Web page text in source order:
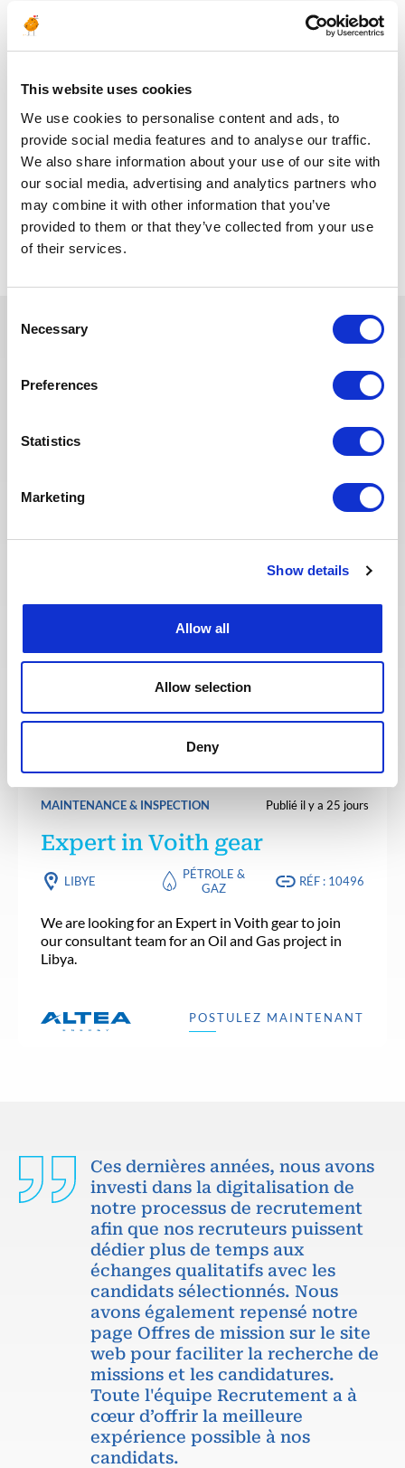
This website uses cookies
We use cookies to personalise content and ads, to
provide social media features and to analyse our traffic.
We also share information about your use of our site with
our social media, advertising and analytics partners who
may combine it with other information that you’ve
provided to them or that they’ve collected from your use
of their services.
Selection
Necessary
Preferences
Statistics
Marketing
Show details
Allow all
Allow selection
Deny
§ Qualification en soudage suivant EN 287-1, EN 15614,
ASME IX.
(ASME, API).
§ Excellentes compétences interpersonnelles dans un
environnement international et multiculturel.
§ Maîtrise du Français et de l’Anglais écrit comme oral.
Retour aux offres
MAINTENANCE & INSPECTION Publié il y a 16 jours
GAZ
We are looking for a Senior Inspection Method
Engineer to join our consultant team for an Oil and
MAINTENANCE & INSPECTION Publié il y a 25 jours
Expert in Voith gear
LIBYE
PÉTROLE &
GAZ
RÉF : 10496
We are looking for an Expert in Voith gear to join
our consultant team for an Oil and Gas project in
Libya.
POSTULEZ MAINTENANT
Ces dernières années, nous avons
investi dans la digitalisation de
notre processus de recrutement
afin que nos recruteurs puissent
dédier plus de temps aux
échanges qualitatifs avec les
candidats sélectionnés. Nous
avons également repensé notre
page Offres de mission sur le site
web pour faciliter la recherche de
missions et les candidatures.
Toute l'équipe Recrutement a à
cœur d’offrir la meilleure
expérience possible à nos
candidats.